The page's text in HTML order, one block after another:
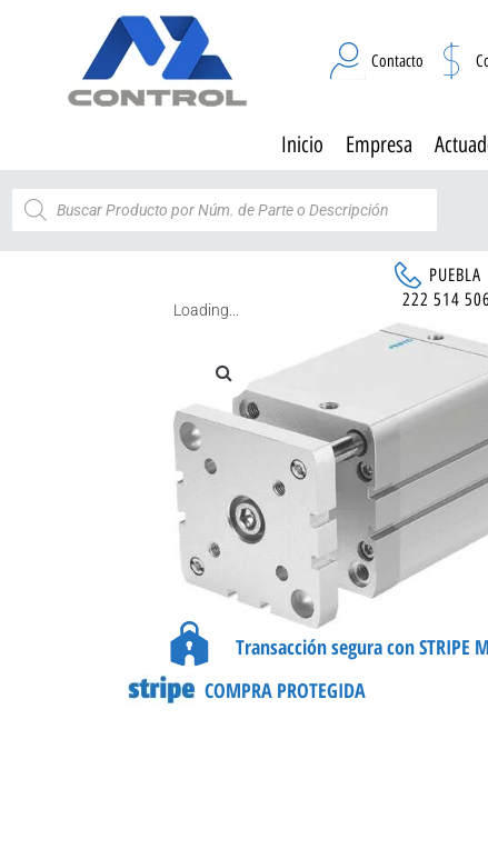
Contacto
Inicio Empresa
PUEBLA
222 514
Loading...
Transacción segura con STRIPE
COMPRA PROTEGIDA